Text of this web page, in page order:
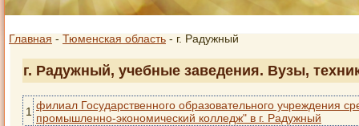
Главная - Тюменская область - г. Радужный
г. Радужный, учебные заведения. Вузы,
1 филиал Государственного образовательного учреждения
промышленно-экономический колледж" в г. Радужный